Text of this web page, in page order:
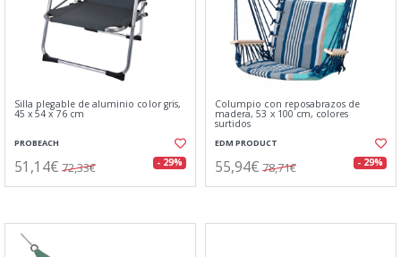
Silla plegable de aluminio color gris,
45 x 54 x 76 cm
PROBEACH
51,14€ 72,33€ - 29%
Columpio con reposabrazos de
madera, 53 x 100 cm, colores
surtidos
EDM PRODUCT
55,94€ 78,71€ - 29%